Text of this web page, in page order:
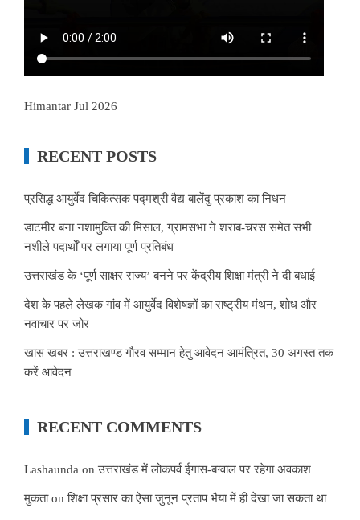
Himantar Jul 2026
RECENT POSTS
प्रसिद्ध आयुर्वेद चिकित्सक पद्मश्री वैद्य बालेंदु प्रकाश का निधन
डाटमीर बना नशामुक्ति की मिसाल, ग्रामसभा ने शराब-चरस समेत सभी
नशीले पदार्थों पर लगाया पूर्ण प्रतिबंध
उत्तराखंड के ‘पूर्ण साक्षर राज्य’ बनने पर केंद्रीय शिक्षा मंत्री ने दी बधाई
देश के पहले लेखक गांव में आयुर्वेद विशेषज्ञों का राष्ट्रीय मंथन, शोध और
नवाचार पर जोर
खास खबर : उत्तराखण्ड गौरव सम्मान हेतु आवेदन आमंत्रित, 30 अगस्त तक
करें आवेदन
RECENT COMMENTS
Lashaunda onउत्तराखंड में लोकपर्व ईगास-बग्वाल पर रहेगा अवकाश
मुकताonशिक्षा प्रसार का ऐसा जुनून प्रताप भैया में ही देखा जा सकता था